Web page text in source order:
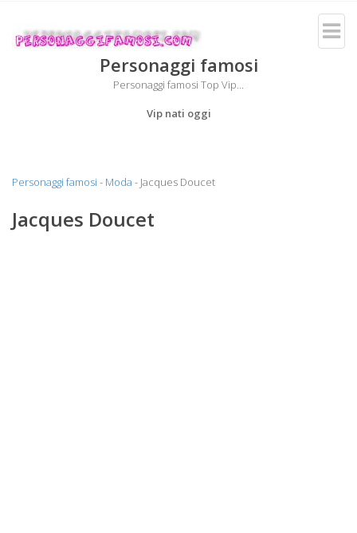
Personaggi famosi
Personaggi famosi Top Vip...
Vip nati oggi
Personaggi famosi - Moda - Jacques Doucet
Jacques Doucet